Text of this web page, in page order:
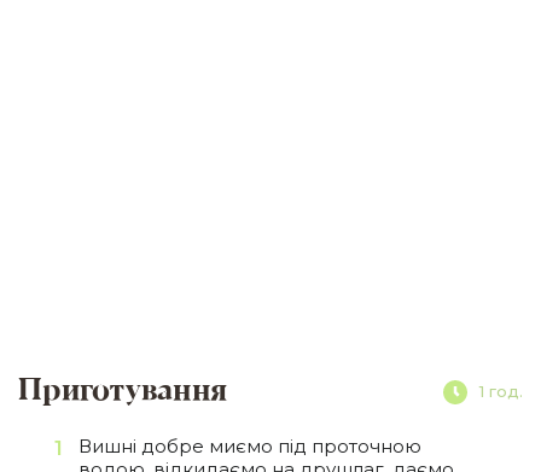
Приготування 1 год.
Вишні добре миємо під проточною